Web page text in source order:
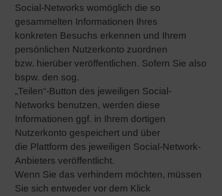
Social-Networks womöglich die so
gesammelten Informationen Ihres
konkreten Besuchs erkennen und Ihrem
persönlichen Nutzerkonto zuordnen
bzw. hierüber veröffentlichen. Sofern Sie also
bspw. den sog.
„Teilen“-Button des jeweiligen Social-
Networks benutzen, werden diese
Informationen ggf. in Ihrem dortigen
Nutzerkonto gespeichert und über
die Plattform des jeweiligen Social-Network-
Anbieters veröffentlicht.
Wenn Sie das verhindern möchten, müssen
Sie sich entweder vor dem Klick